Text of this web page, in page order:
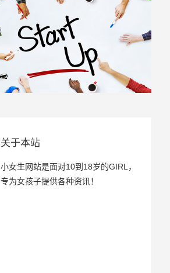
关于本站
小女生网站是面对10到18岁的GIRL，
专为女孩子提供各种资讯！